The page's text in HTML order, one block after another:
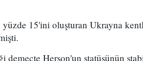
yüzde 15'ini oluşturan Ukrayna
Herson'un statüsünün